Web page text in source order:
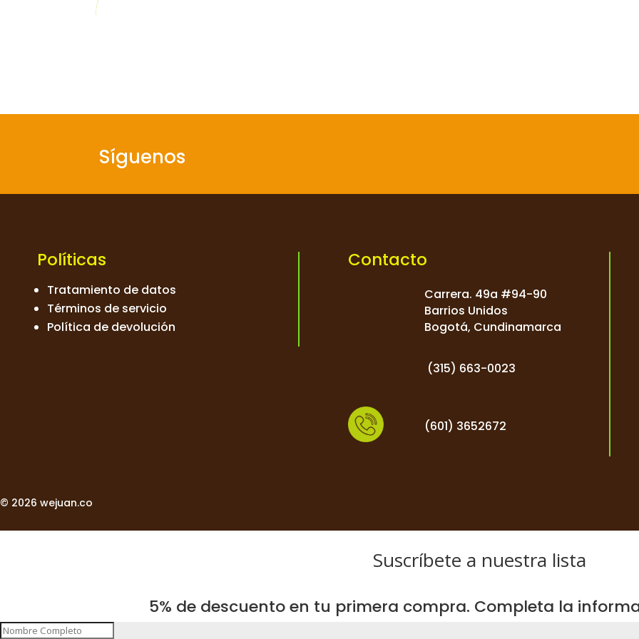
Síguenos
Políticas
Tratamiento de datos
Términos de servicio
Política de devolución
Contacto
Carrera. 49a #94-90
Barrios Unidos
Bogotá, Cundinamarca
(315) 663-0023
(601) 3652672
© 2026 wejuan.co
Suscríbete a nuestra lista
5% de descuento en tu primera compra. Completa la